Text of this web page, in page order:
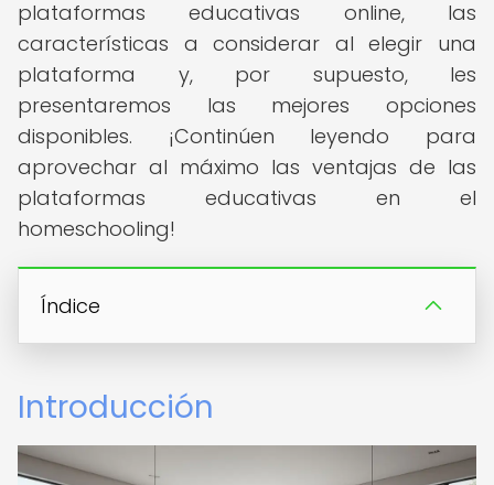
plataformas educativas online, las
características a considerar al elegir una
plataforma y, por supuesto, les
presentaremos las mejores opciones
disponibles. ¡Continúen leyendo para
aprovechar al máximo las ventajas de las
plataformas educativas en el
homeschooling!
Índice
Introducción